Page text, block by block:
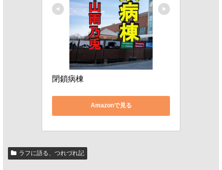
閉鎖病棟
Amazonで見る
ラフに語る、つれづれ記